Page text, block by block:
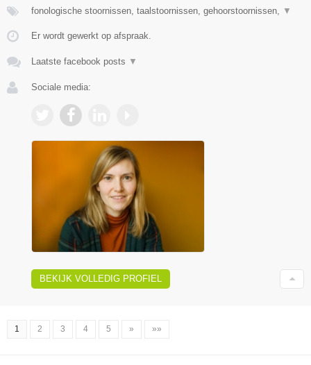
fonologische stoornissen, taalstoornissen, gehoorstoornissen, ▼
Er wordt gewerkt op afspraak.
Laatste facebook posts ▼
Sociale media:
BEKIJK VOLLEDIG PROFIEL
1 2 3 4 5 » »»